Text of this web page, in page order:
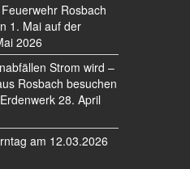
Rosbach
1. Mai auf der
2026
Strom wird –
Rosbach besuchen
28. April
am 12.03.2026